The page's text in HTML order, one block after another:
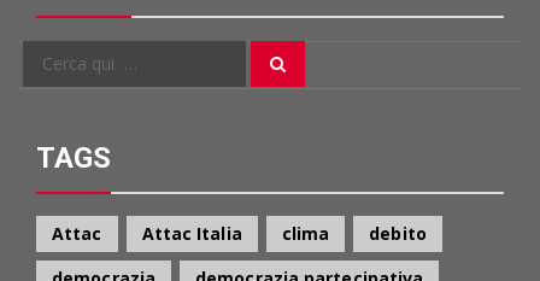
Cerca
TAGS
Attac Attac Italia clima
debito